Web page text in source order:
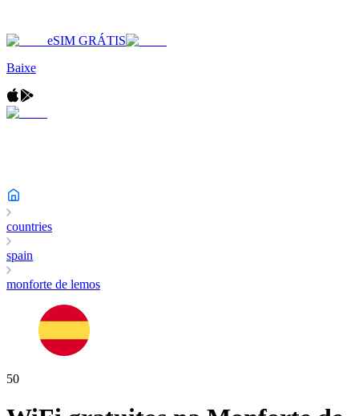
eSIM GRÁTIS
Baixe
countries
spain
monforte de lemos
50